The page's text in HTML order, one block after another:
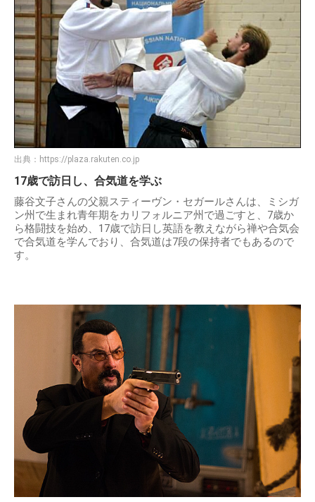
出典： https://plaza.rakuten.co.jp
17歳で訪日し、合気道を学ぶ
藤谷文子さんの父親スティーヴン・セガールさんは、ミシガ
ン州で生まれ青年期をカリフォルニア州で過ごすと、7歳か
ら格闘技を始め、17歳で訪日し英語を教えながら禅や合気会
で合気道を学んでおり、合気道は7段の保持者でもあるので
す。